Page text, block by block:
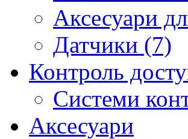
Аксесуари
Датчики (7)
Контроль
Системи
Аксесуари